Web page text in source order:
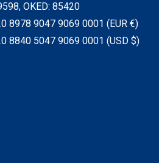
OKED: 85420
8978 9047 9069 0001 (EUR €)
8840 5047 9069 0001 (USD $)